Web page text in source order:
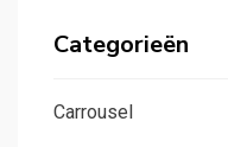
Categorieën
Carrousel